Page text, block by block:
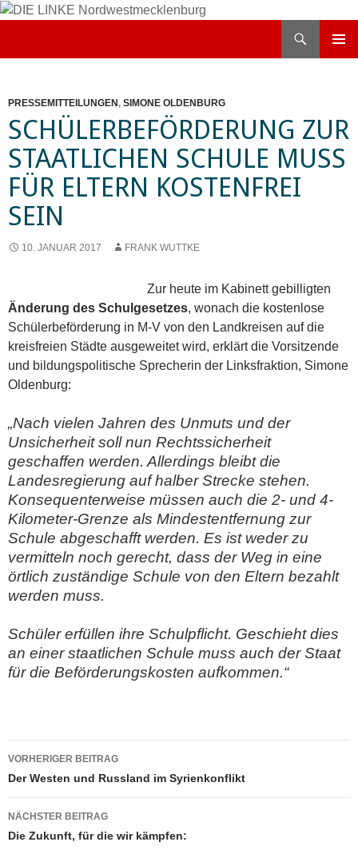
Zum
PRESSEMITTEILUNGEN, SIMONE OLDENBURG
SCHÜLERBEFÖRDERUNG ZUR
STAATLICHEN SCHULE MUSS
FÜR ELTERN KOSTENFREI
SEIN
10. JANUAR 2017 FRANK WUTTKE
Zur heute im Kabinett gebilligten
Änderung des Schulgesetzes, wonach die kostenlose
Schülerbeförderung in M-V von den Landkreisen auf die
kreisfreien Städte ausgeweitet wird, erklärt die Vorsitzende
und bildungspolitische Sprecherin der Linksfraktion, Simone
Oldenburg:
„Nach vielen Jahren des Unmuts und der
Unsicherheit soll nun Rechtssicherheit
geschaffen werden. Allerdings bleibt die
Landesregierung auf halber Strecke stehen.
Konsequenterweise müssen auch die 2- und 4-
Kilometer-Grenze als Mindestentfernung zur
Schule abgeschafftwerden. Es ist weder zu
vermitteln noch gerecht, dass der Weg in eine
örtlich zuständige Schule von den Eltern bezahlt
werden muss.
Schüler erfüllen ihre Schulpflicht. Geschieht dies
an einerstaatlichen Schule muss auch derStaat
für die Beförderungskosten aufkommen.“
Beitragsnavigation
VORHERIGER BEITRAG
Der Westen und Russland im Syrienkonflikt
NÄCHSTER BEITRAG
Die Zukunft, für die wir kämpfen: